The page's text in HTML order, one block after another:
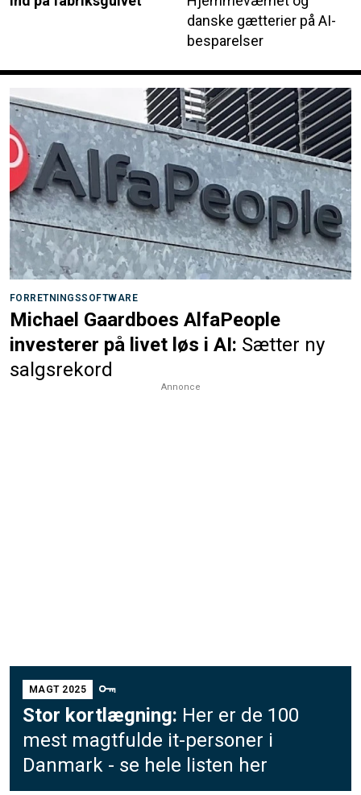
danske gætterier på AI-
besparelser
FORRETNINGSSOFTWARE
Michael Gaardboes AlfaPeople
investerer på livet løs i AI: Sætter ny
salgsrekord
Annonce
MAGT 2025
Stor kortlægning: Her er de 100
mest magtfulde it-personer i
Danmark - se hele listen her